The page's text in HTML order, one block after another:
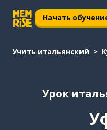
Начать
Учить итальянский
Урок